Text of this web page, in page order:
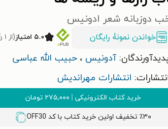
دوزبانه شعر ادونیس
خواندن نمونۀ رایگان ۵.۰ امتیاز (از ۱ رأی)
آدونیس ‍ ، حبیب الله عباسی
انتشارات مهراندیش
خرید کتاب الکترونیکی ۲۷۵,۰۰۰ تومان
٪۳۰ تخفیف اولین خرید کتاب با کد OFF30